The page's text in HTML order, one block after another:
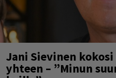
Jani Sievinen
yhteen – ”Minun